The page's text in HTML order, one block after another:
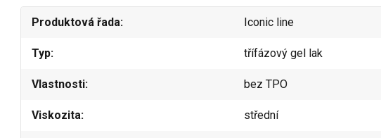
Produktová řada Iconic line
Typ třífázový gel lak
Vlastnosti bez TPO
Viskozita střední